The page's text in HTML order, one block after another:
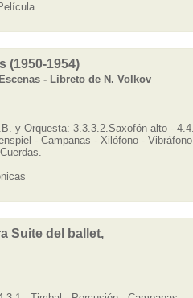
(1950-1954)
- Libreto de N. Volkov
y Orquesta: 3.3.3.2.Saxofón alto -
- Campanas - Xilófono -
Suite del ballet,